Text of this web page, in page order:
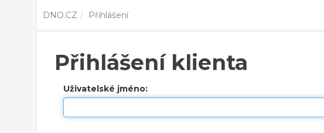
DNO.CZ Přihlášení
Přihlášení klienta
Uživatelské jméno: